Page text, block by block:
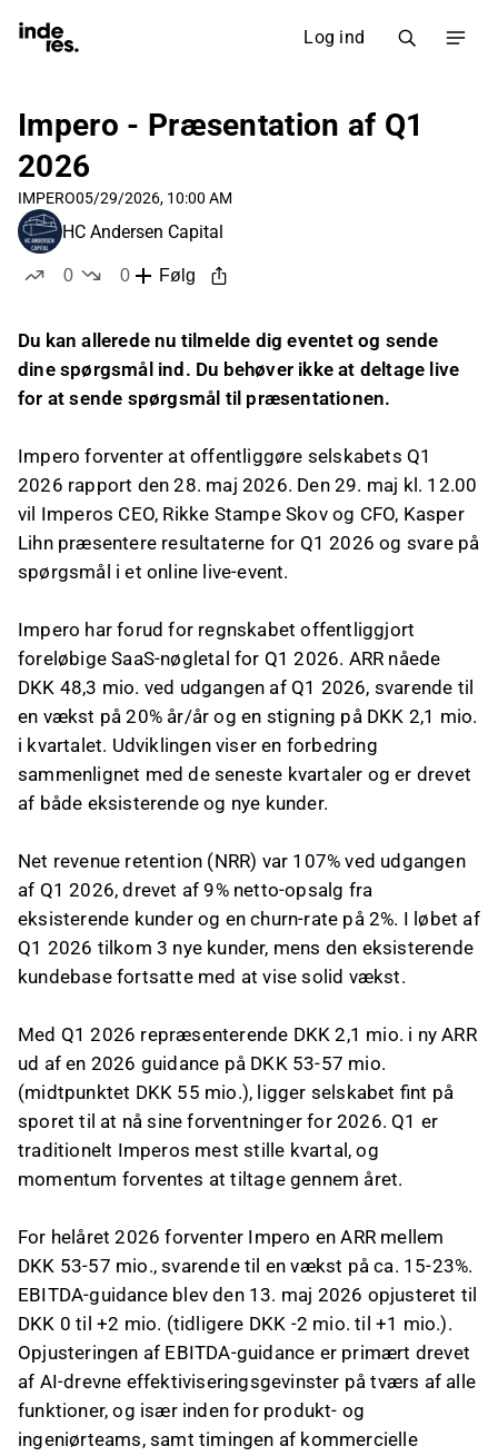
Log ind
Impero - Præsentation af Q1
2026
IMPERO05/29/2026, 10:00 AM
HC Andersen Capital
0
0
Følg
Du kan allerede nu tilmelde dig eventet og sende
dine spørgsmål ind. Du behøver ikke at deltage live
for at sende spørgsmål til præsentationen.
Impero forventer at offentliggøre selskabets Q1
2026 rapport den 28. maj 2026. Den 29. maj kl. 12.00
vil Imperos CEO, Rikke Stampe Skov og CFO, Kasper
Lihn præsentere resultaterne for Q1 2026 og svare på
spørgsmål i et online live-event.
Impero har forud for regnskabet offentliggjort
foreløbige SaaS-nøgletal for Q1 2026. ARR nåede
DKK 48,3 mio. ved udgangen af Q1 2026, svarende til
en vækst på 20% år/år og en stigning på DKK 2,1 mio.
i kvartalet. Udviklingen viser en forbedring
sammenlignet med de seneste kvartaler og er drevet
af både eksisterende og nye kunder.
Net revenue retention (NRR) var 107% ved udgangen
af Q1 2026, drevet af 9% netto-opsalg fra
eksisterende kunder og en churn-rate på 2%. I løbet af
Q1 2026 tilkom 3 nye kunder, mens den eksisterende
kundebase fortsatte med at vise solid vækst.
Med Q1 2026 repræsenterende DKK 2,1 mio. i ny ARR
ud af en 2026 guidance på DKK 53-57 mio.
(midtpunktet DKK 55 mio.), ligger selskabet fint på
sporet til at nå sine forventninger for 2026. Q1 er
traditionelt Imperos mest stille kvartal, og
momentum forventes at tiltage gennem året.
For helåret 2026 forventer Impero en ARR mellem
DKK 53-57 mio., svarende til en vækst på ca. 15-23%.
EBITDA-guidance blev den 13. maj 2026 opjusteret til
DKK 0 til +2 mio. (tidligere DKK -2 mio. til +1 mio.).
Opjusteringen af EBITDA-guidance er primært drevet
af AI-drevne effektiviseringsgevinster på tværs af alle
funktioner, og især inden for produkt- og
ingeniørteams, samt timingen af kommercielle